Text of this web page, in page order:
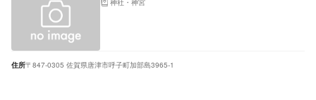
神社・神宮
住所〒847-0305 佐賀県唐津市呼子町加部島3965-1